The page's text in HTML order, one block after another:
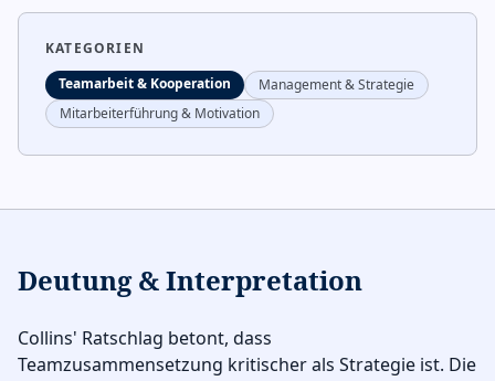
KATEGORIEN
Teamarbeit & Kooperation
Management & Strategie
Mitarbeiterführung & Motivation
Deutung & Interpretation
Collins' Ratschlag betont, dass
Teamzusammensetzung kritischer als Strategie ist. Die